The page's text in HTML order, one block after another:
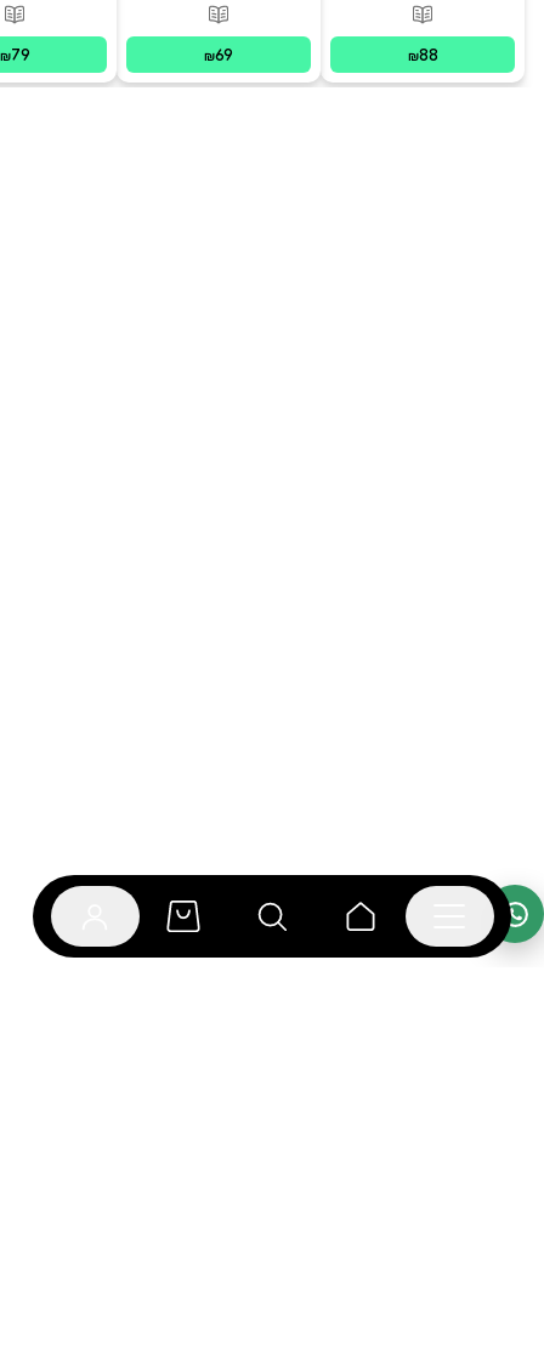
פורמטים זמינים
מודפס
₪88
פורמטים זמינים מודפס
₪69
₪79